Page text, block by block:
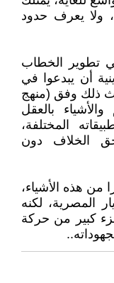
ولا يعرف حدود
تطوير الخطاب
أن يبدعوا في
ذلك وفق (منهج
بالعقل
المختلفة،
الخلاف دون
من هذه الأشياء،
المصرية، لكنه
كبير من حركة